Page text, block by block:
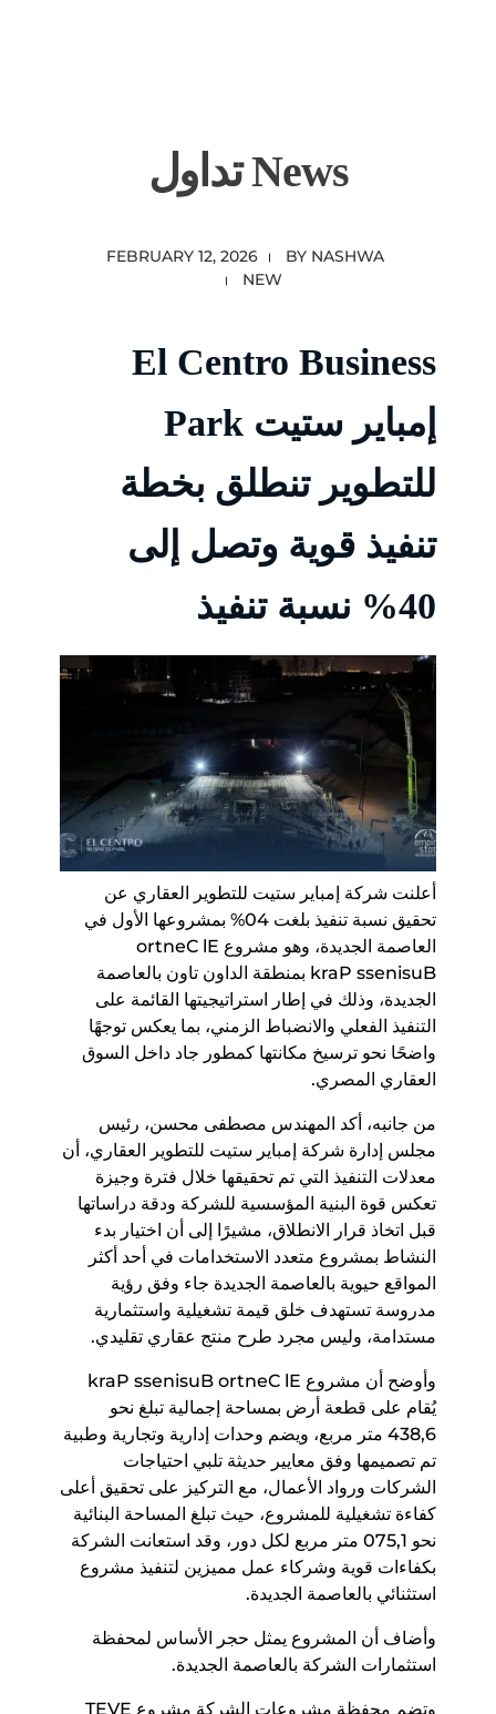
تداول News
FEBRUARY 12, 2026 BY NASHWA
NEW
El Centro Business
Park إمباير ستيت
للتطوير تنطلق بخطة
تنفيذ قوية وتصل إلى
40% نسبة تنفيذ
أعلنت شركة إمباير ستيت للتطوير العقاري عن
تحقيق نسبة تنفيذ بلغت 40% بمشروعها الأول في
العاصمة الجديدة، وهو مشروع El Centro
Business Park بمنطقة الداون تاون بالعاصمة
الجديدة، وذلك في إطار استراتيجيتها القائمة على
التنفيذ الفعلي والانضباط الزمني، بما يعكس توجهًا
واضحًا نحو ترسيخ مكانتها كمطور جاد داخل السوق
العقاري المصري.
من جانبه، أكد المهندس مصطفى محسن، رئيس
مجلس إدارة شركة إمباير ستيت للتطوير العقاري، أن
معدلات التنفيذ التي تم تحقيقها خلال فترة وجيزة
تعكس قوة البنية المؤسسية للشركة ودقة دراساتها
قبل اتخاذ قرار الانطلاق، مشيرًا إلى أن اختيار بدء
النشاط بمشروع متعدد الاستخدامات في أحد أكثر
المواقع حيوية بالعاصمة الجديدة جاء وفق رؤية
مدروسة تستهدف خلق قيمة تشغيلية واستثمارية
مستدامة، وليس مجرد طرح منتج عقاري تقليدي.
وأوضح أن مشروع El Centro Business Park
يُقام على قطعة أرض بمساحة إجمالية تبلغ نحو
6,834 متر مربع، ويضم وحدات إدارية وتجارية وطبية
تم تصميمها وفق معايير حديثة تلبي احتياجات
الشركات ورواد الأعمال، مع التركيز على تحقيق أعلى
كفاءة تشغيلية للمشروع، حيث تبلغ المساحة البنائية
نحو 1,570 متر مربع لكل دور، وقد استعانت الشركة
بكفاءات قوية وشركاء عمل مميزين لتنفيذ مشروع
استثنائي بالعاصمة الجديدة.
وأضاف أن المشروع يمثل حجر الأساس لمحفظة
استثمارات الشركة بالعاصمة الجديدة.
وتضم محفظة مشروعات الشركة مشروع EVET